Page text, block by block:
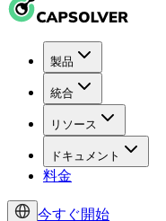
製品
統合
リソース
ドキュメント
料金
今すぐ開始